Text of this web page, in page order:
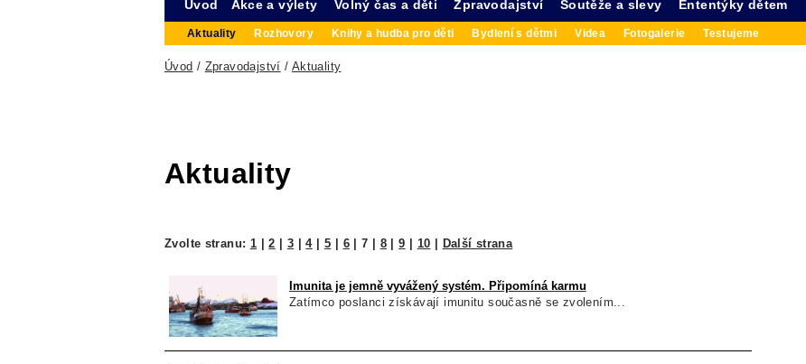
Úvod Akce a výlety Volný čas a děti Zpravodajství
Aktuality Rozhovory Knihy a hudba pro děti Bydlení s dětmi Videa Fotogalerie Testujeme
Soutěže a slevy Ententýky dětem
Úvod / Zpravodajství / Aktuality
Aktuality
Zvolte stranu: 1 |2 3 |4| 5 6|7 8|9 10 Další strana
Imunita je jemně vyvážený systém. Připomíná karmu
Zatímco poslanci získávají imunitu současně se zvolením...